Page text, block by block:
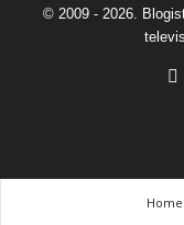
© 2009 - 2026.
Home